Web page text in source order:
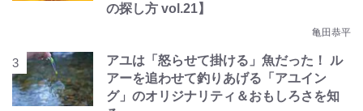
の探し方 vol.21】
亀田恭平
アユは「怒らせて掛ける」魚だった！ ル
アーを追わせて釣りあげる「アユイン
グ」のオリジナリティ＆おもしろさを知